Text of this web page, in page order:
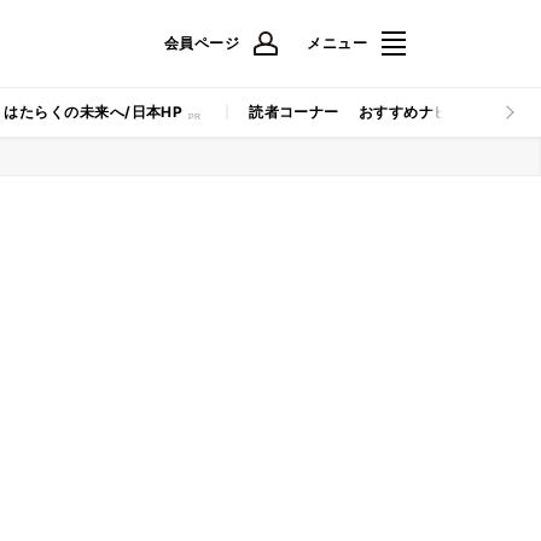
会員ページ メニュー
はたらくの未来へ/日本HP 読者コーナー おすすめナビ マイナビ